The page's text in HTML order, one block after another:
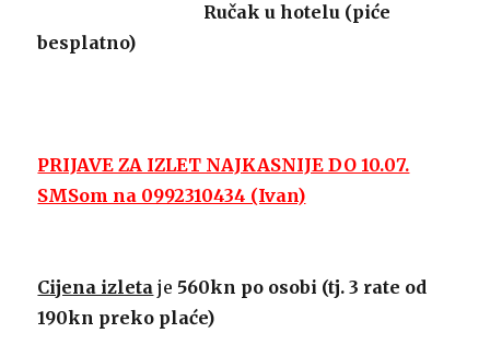
Ručak u hotelu (piće
besplatno)
PRIJAVE ZA IZLET NAJKASNIJE DO 10.07.
SMSom na 0992310434 (Ivan)
Cijena izleta je 560kn po osobi (tj. 3 rate od
190kn preko plaće)